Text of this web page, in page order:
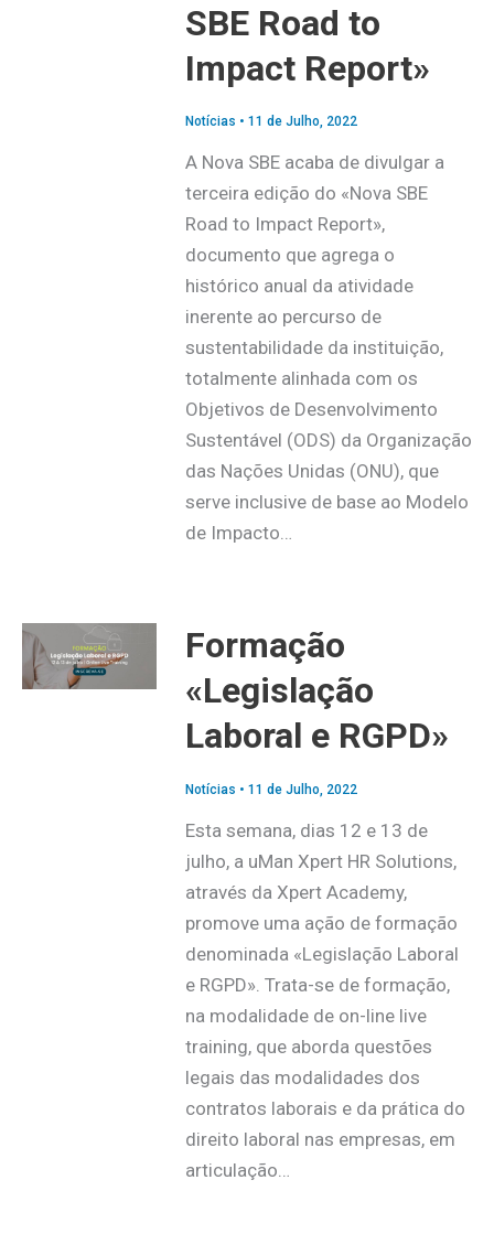
SBE Road to
Impact Report»
Notícias • 11 de Julho, 2022
A Nova SBE acaba de divulgar a
terceira edição do «Nova SBE
Road to Impact Report»,
documento que agrega o
histórico anual da atividade
inerente ao percurso de
sustentabilidade da instituição,
totalmente alinhada com os
Objetivos de Desenvolvimento
Sustentável (ODS) da Organização
das Nações Unidas (ONU), que
serve inclusive de base ao Modelo
de Impacto…
Formação
«Legislação
Laboral e RGPD»
Notícias • 11 de Julho, 2022
Esta semana, dias 12 e 13 de
julho, a uMan Xpert HR Solutions,
através da Xpert Academy,
promove uma ação de formação
denominada «Legislação Laboral
e RGPD». Trata-se de formação,
na modalidade de on-line live
training, que aborda questões
legais das modalidades dos
contratos laborais e da prática do
direito laboral nas empresas, em
articulação…